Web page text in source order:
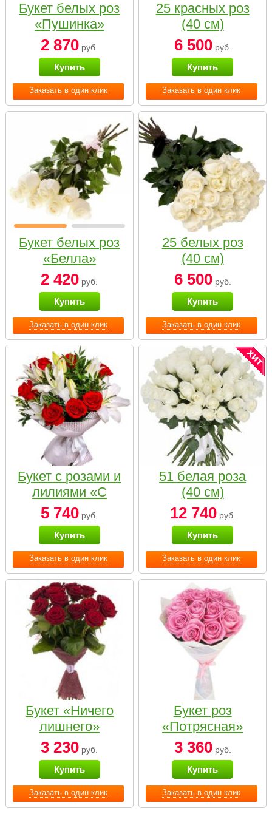
Заказать в один клик
Букет белых роз
«Пушинка»
2 870 руб.
Купить
Заказать в один клик
25 красных роз
(40 см)
6 500руб.
Купить
Заказать в один клик
Букет белых роз
«Белла»
2 420 руб.
Купить
Заказать в один клик
25 белых роз
(40 см)
6 500руб.
Купить
Заказать в один клик
Букет с розами и
лилиями «С
наилучшими
пожеланиями»
5 740 руб.
Купить
Заказать в один клик
51 белая роза
(40 см)
12 740руб.
Купить
Заказать в один клик
Букет «Ничего
лишнего»
3 230 руб.
Купить
Заказать в один клик
Букет роз
«Потрясная»
3 360руб.
Купить